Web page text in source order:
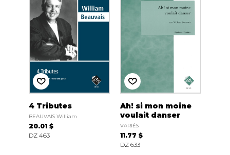
4 Tributes
BEAUVAIS William
20.01 $
DZ 463
Ah! si mon moine
voulait danser
VARIÉS
11.77 $
DZ 633